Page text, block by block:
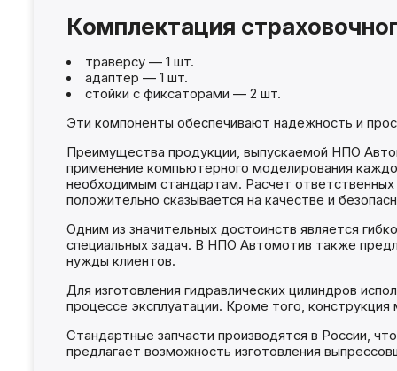
Комплектация
траверсу — 1 шт.
адаптер — 1 шт.
стойки с фиксаторами — 2 шт.
Эти компоненты обеспечивают надежность и
Преимущества продукции, выпускаемой НПО
применение компьютерного моделирования
необходимым стандартам. Расчет
положительно сказывается на качестве и
Одним из значительных достоинств является
специальных задач. В НПО Автомотив также
нужды клиентов.
Для изготовления гидравлических цилиндров
процессе эксплуатации. Кроме того,
Стандартные запчасти производятся в России,
предлагает возможность изготовления